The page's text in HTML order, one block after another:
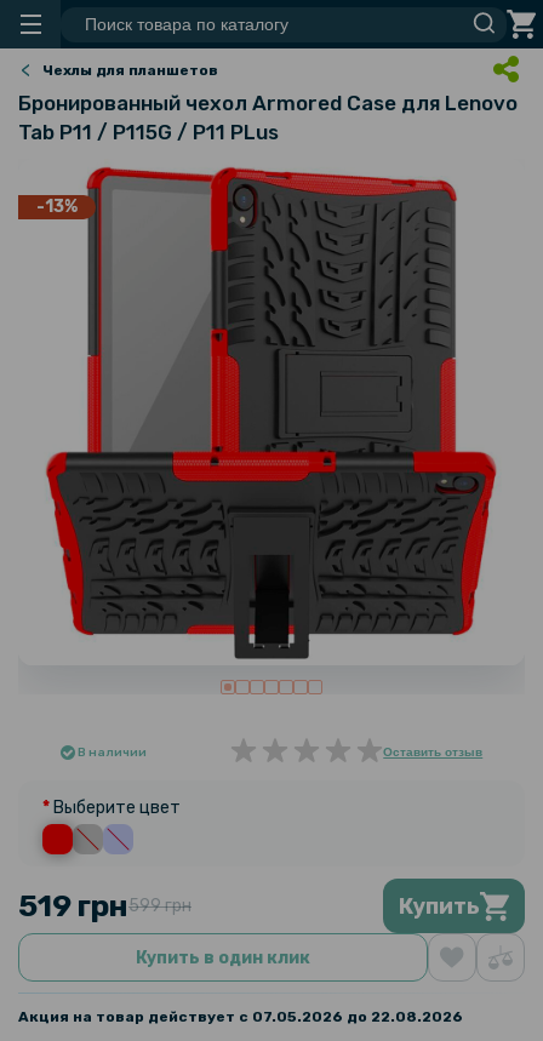
Чехлы для планшетов
Бронированный чехол Armored Case для Lenovo
Tab P11 / P115G / P11 PLus
-13%
В наличии Оставить отзыв
Выберите цвет
519 грн599 грн Купить
Купить в один клик
Акция на товар действует с 07.05.2026 до 22.08.2026